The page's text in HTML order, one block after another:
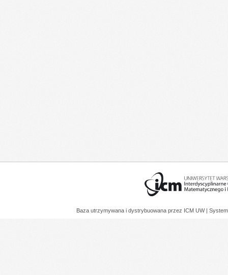
Baza utrzymywana i dystrybuowana przez ICM UW |